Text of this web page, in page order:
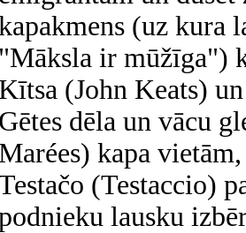
(uz kura
"Māksla ir mūžīga")
Kītsa (John Keats)
Gētes dēla un vācu
Marées) kapa
(Testaccio)
lausku